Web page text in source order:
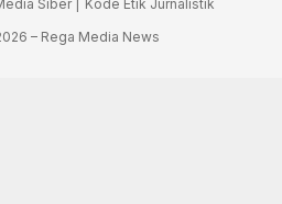
Siber |
Kode Etik Jurnalistik
– Rega Media News